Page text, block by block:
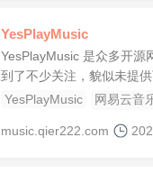
YesPlayMusic
YesPlayMusic 是众多开源
到了不少关注，貌似未提
YesPlayMusic
网易云音
music.qier222.com